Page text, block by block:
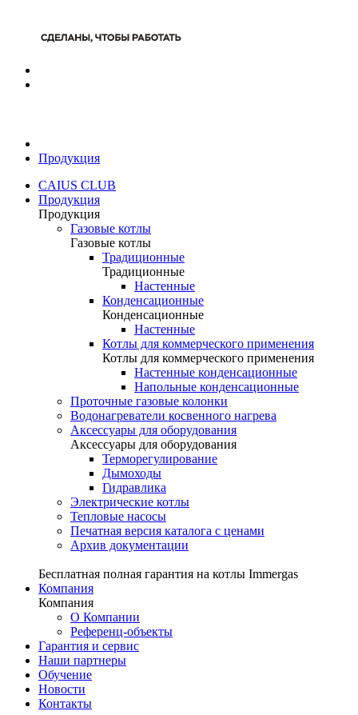
Продукция
CAIUS CLUB
Продукция
Продукция
Газовые котлы
Газовые котлы
Традиционные
Традиционные
Настенные
Конденсационные
Конденсационные
Настенные
Котлы для коммерческого применения
Котлы для коммерческого применения
Настенные конденсационные
Напольные конденсационные
Проточные газовые колонки
Водонагреватели косвенного нагрева
Аксессуары для оборудования
Аксессуары для оборудования
Терморегулирование
Дымоходы
Гидравлика
Электрические котлы
Тепловые насосы
Печатная версия каталога с ценами
Архив документации
Бесплатная полная гарантия на котлы Immergas
Компания
Компания
О Компании
Референц-объекты
Гарантия и сервис
Наши партнеры
Обучение
Новости
Контакты